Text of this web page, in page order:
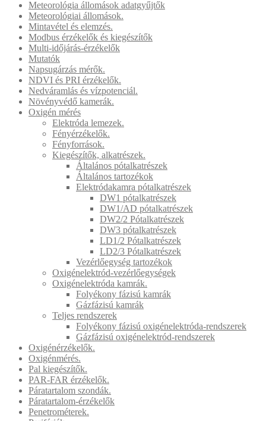
Meteorológia állomások adatgyűjtők
Meteorológiai állomások.
Mintavétel és elemzés.
Modbus érzékelők és kiegészítők
Multi-időjárás-érzékelők
Mutatók
Napsugárzás mérők.
NDVI és PRI érzékelők.
Nedváramlás és vízpotenciál.
Növényvédő kamerák.
Oxigén mérés
Elektróda lemezek.
Fényérzékelők.
Fényforrások.
Kiegészítők, alkatrészek.
Általános pótalkatrészek
Általános tartozékok
Elektródakamra pótalkatrészek
DW1 pótalkatrészek
DW1/AD pótalkatrészek
DW2/2 Pótalkatrészek
DW3 pótalkatrészek
LD1/2 Pótalkatrészek
LD2/3 Pótalkatrészek
Vezérlőegység tartozékok
Oxigénelektród-vezérlőegységek
Oxigénelektróda kamrák.
Folyékony fázisú kamrák
Gázfázisú kamrák
Teljes rendszerek
Folyékony fázisú oxigénelektróda-rendszerek
Gázfázisú oxigénelektród-rendszerek
Oxigénérzékelők.
Oxigénmérés.
Pal kiegészítők.
PAR-FAR érzékelők.
Páratartalom szondák.
Páratartalom-érzékelők
Penetrométerek.